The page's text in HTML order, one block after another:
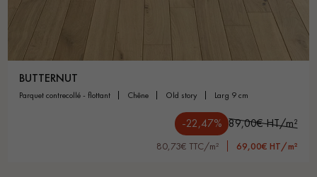
BUTTERNUT
parquet contrecollé - flottant chêne old story larg 9 cm
-22,47% 89,00€ HT/m²
80,73€ TTC/m² 69,00€ HT/m²